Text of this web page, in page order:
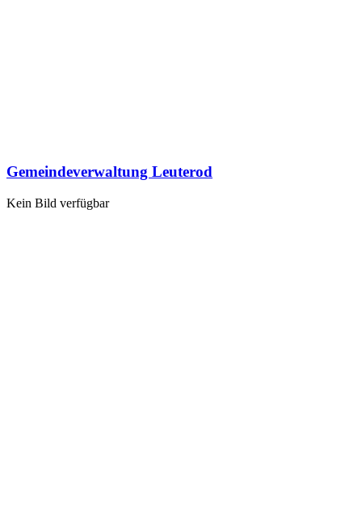
Gemeindeverwaltung Leuterod
Kein Bild verfügbar